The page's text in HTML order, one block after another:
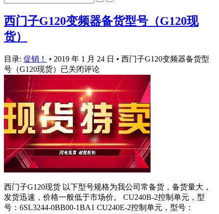
西门子G120变频器备货型号（G120现
货）
目录: 促销！ • 2019 年 1 月 24 日 • 西门子G120变频器备货型
号（G120现货） 已关闭评论
西门子G120现货 以下型号规格为我公司常备货，备货量大，
发货迅速，价格一般低于市场价。 CU240B-2控制单元，型
号：6SL3244-0BB00-1BA1 CU240E-2控制单元，型号：